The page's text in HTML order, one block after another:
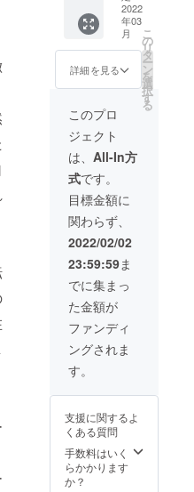
業する
限り継
続して
せてい
ただき
※ご支援
時、必
ず備考
欄に掲
望のお
名前を
ご記入
下さ
い。画
像はイ
メージ
です。
干異な
る場合
がござ
いま
す。 ◆
オリジ
ラン
ケット
イメー
ジで
す。デ
ザイン
等が若
る場合
がござ
す。 ◆
ＭＡＬ
オリジ
カー
２枚
セット
※画像は
イメー
ジで
る場合
がござ
いま
す。 ◆
ＭＡＬ
ナルス
カー
２枚
セット
※画像は
イメー
ジで
す。デ
ザイン
干異な
る場合
がござ
いま
す。 ◆
店内壁
面への
※店内壁
面への
お名前
の掲載
につき
まして
お名前
の掲載
につき
まして
は、店
舗を営
限り継
続して
掲載さ
せてい
ただき
ます。
※ご支援
時、必
ず備考
欄に掲
載ご希
望のお
名前を
ご記入
下さ
い。
す。 ◆
ＭＡＬ
ＨＥＹ
オー
ナーか
らのス
ルサン
クスレ
ター ◆
スペ
シャル
スポン
サー枠
として
店内壁
面への
お名前
の掲載
※店内壁
面への
お名前
の掲載
につき
まして
業する
続して
掲載さ
せてい
ただき
2022
年03
月
詳細を見る
こ
の
リ
タ
ー
ン
を
選
択
す
る
このプロ
ジェクト
は、 All-In方
式です。
目標金額に
関わらず、
2022/02/02
23:59:59ま
でに集まっ
た金額が
ファンディ
ングされま
す。
支援に関するよ
くある質問
手数料はいく
らかかります
か？